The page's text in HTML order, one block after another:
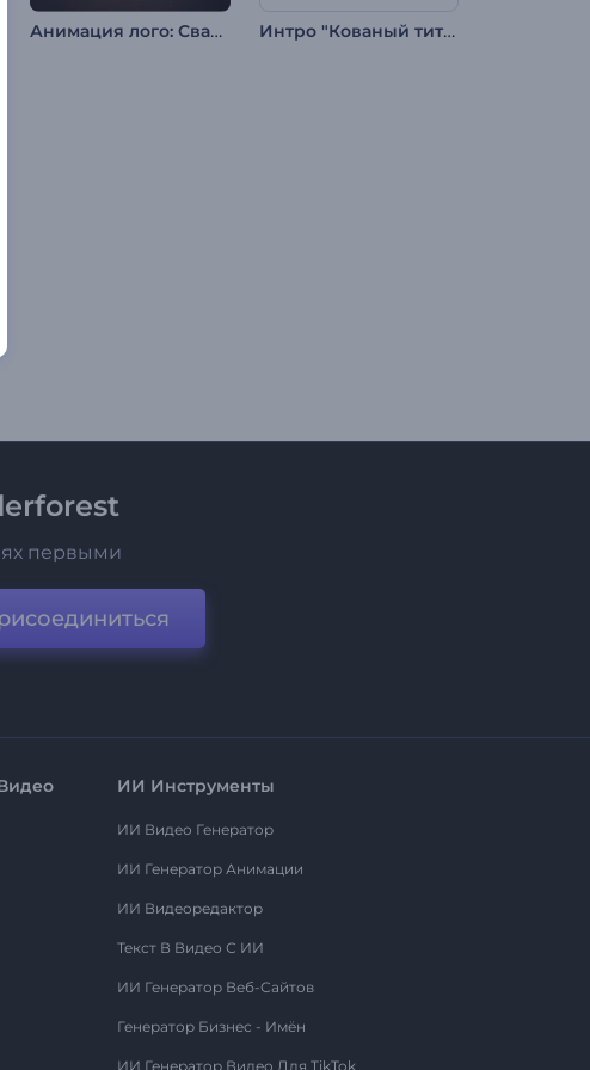
Анимация лого: Сварка металла Интро "Кованый титан"
первыми
ИИ Инструменты
ИИ Видео Генератор
ИИ Генератор Анимации
ИИ Видеоредактор
Текст В Видео С ИИ
ИИ Генератор Веб-Сайтов
Генератор Бизнес - Имён
ИИ Генератор Видео Для TikTok